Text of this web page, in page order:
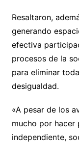
Resaltaron,
generando
efectiva
procesos de la
para eliminar
desigualdad.
«A pesar de los
mucho por hacer
independiente,